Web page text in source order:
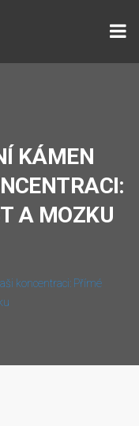
KÁMEN
A MOZKU
koncentraci: Přímé